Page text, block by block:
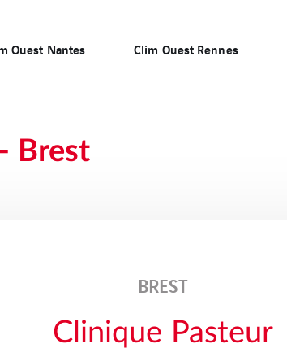
Ouest Nantes Clim Ouest Rennes
Brest
BREST
Clinique Pasteur